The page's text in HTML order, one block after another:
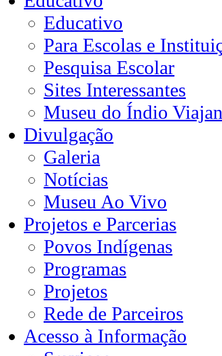
Educativo
Para Escolas e
Pesquisa Escolar
Sites Interessantes
Museu do Índio
Divulgação
Galeria
Notícias
Museu Ao Vivo
Projetos e Parcerias
Povos Indígenas
Programas
Projetos
Rede de Parceiros
Acesso à Informação